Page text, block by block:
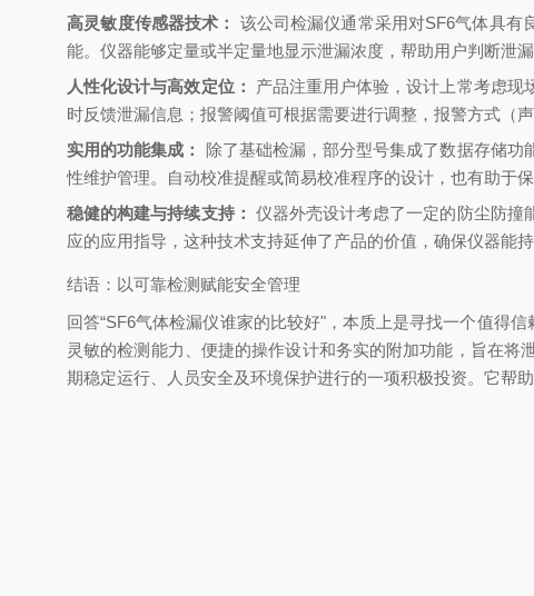
高灵敏度传感器技术：
该公司检漏仪通常采用对SF6气体具
能。仪器能够定量或半定量地显示泄漏浓度，帮助用户判断泄漏
人性化设计与高效定位：
产品注重用户体验，设计上常考虑
时反馈泄漏信息；报警阈值可根据需要进行调整，报警方式（
实用的功能集成：
除了基础检漏，部分型号集成了数据存储
性维护管理。自动校准提醒或简易校准程序的设计，也有助于
稳健的构建与持续支持：
仪器外壳设计考虑了一定的防尘防
应的应用指导，这种技术支持延伸了产品的价值，确保仪器能
结语：以可靠检测赋能安全管理
回答“SF6气体检漏仪谁家的比较好"，本质上是寻找一个值得
灵敏的检测能力、便捷的操作设计和务实的附加功能，旨在
期稳定运行、人员安全及环境保护进行的一项积极投资。它帮